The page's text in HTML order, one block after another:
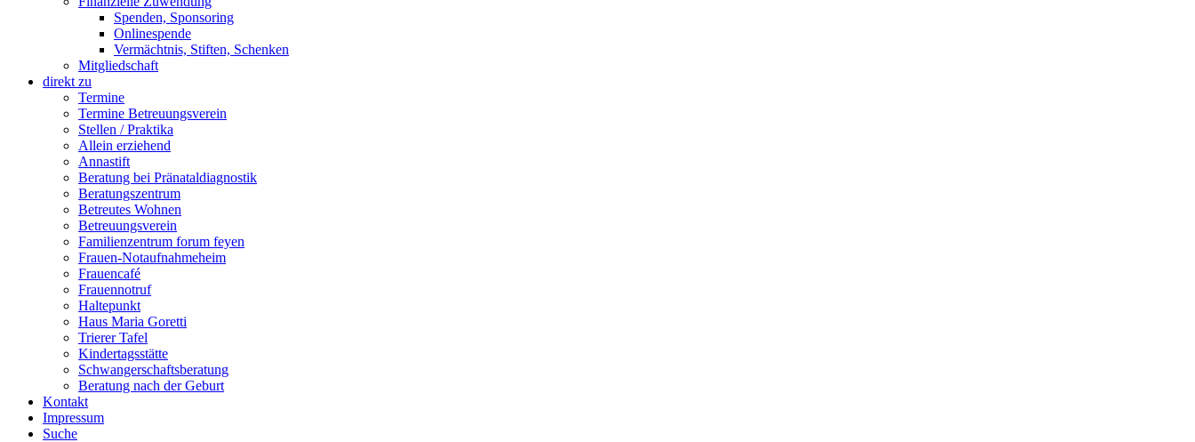
Spenden, Sponsoring
Onlinespende
Vermächtnis, Stiften, Schenken
Mitgliedschaft
direkt zu
Termine
Termine Betreuungsverein
Stellen / Praktika
Allein erziehend
Annastift
Beratung bei Pränataldiagnostik
Beratungszentrum
Betreutes Wohnen
Betreuungsverein
Familienzentrum forum feyen
Frauen-Notaufnahmeheim
Frauencafé
Frauennotruf
Haltepunkt
Haus Maria Goretti
Trierer Tafel
Kindertagsstätte
Schwangerschaftsberatung
Beratung nach der Geburt
Kontakt
Impressum
Suche